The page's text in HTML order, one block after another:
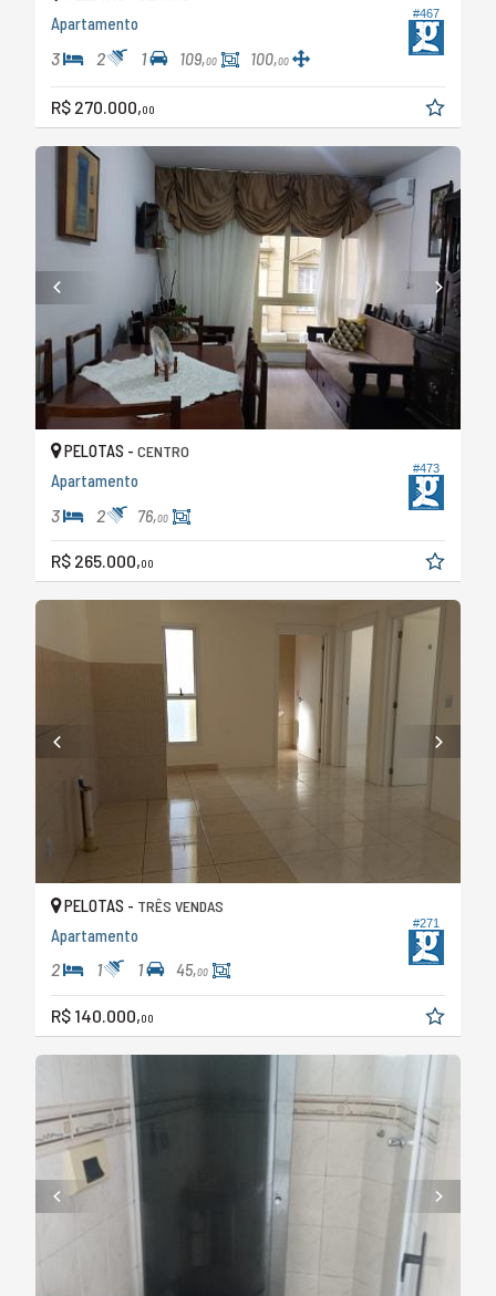
#467
Apartamento
3 2 1 109,00 100,00
R$ 270.000,00
#473
PELOTAS - CENTRO
Apartamento
3 2 76,00
R$ 265.000,00
#271
PELOTAS - TRÊS VENDAS
Apartamento
2 1 1 45,00
R$ 140.000,00